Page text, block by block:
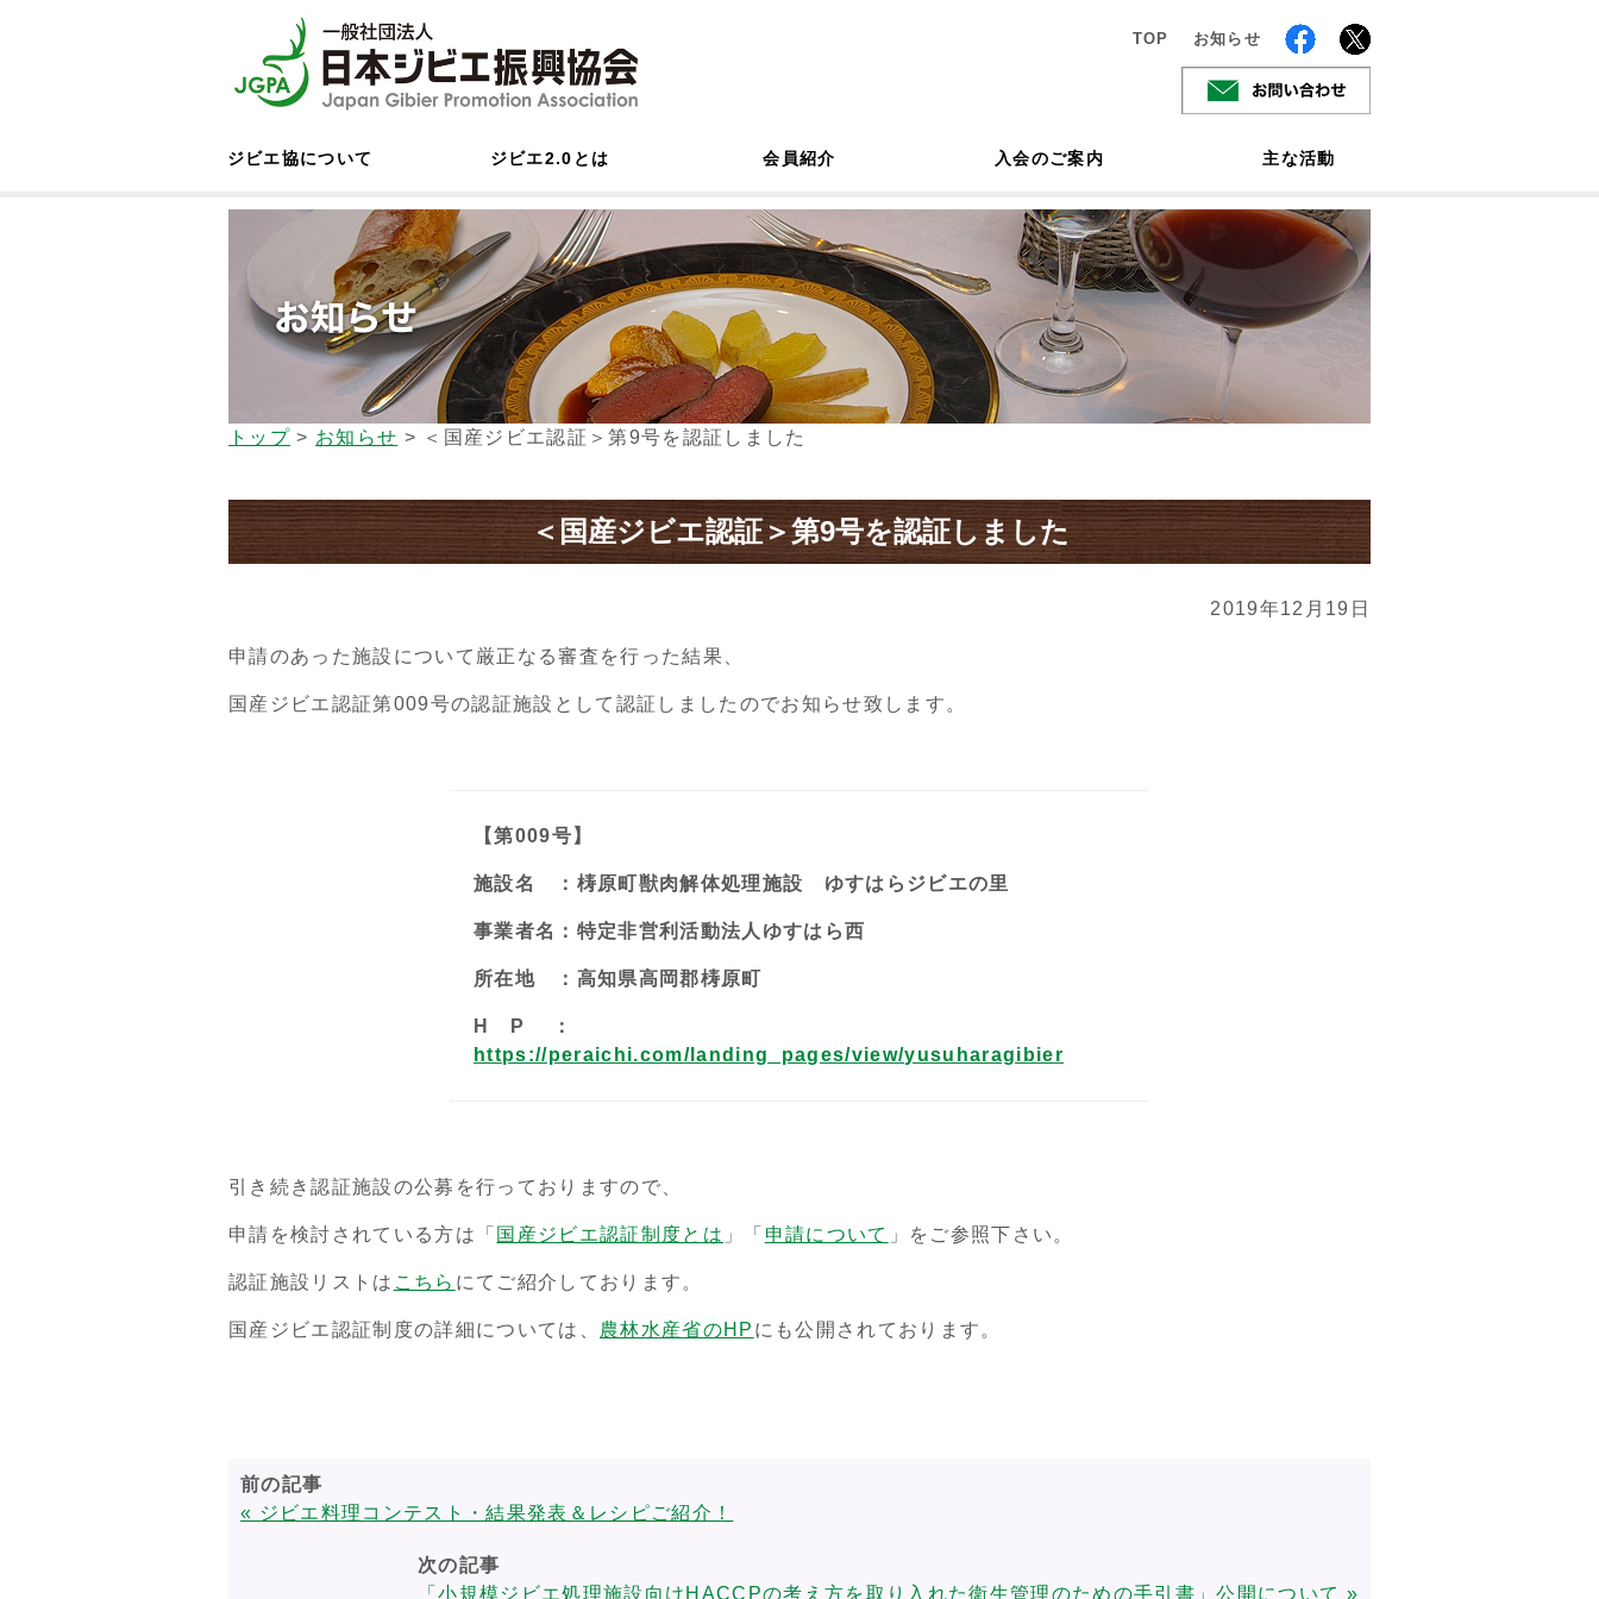
TOP お知らせ
ジビエ協について ジビエ2.0とは 会員紹介 入会のご案内 主な活動
トップ > お知らせ > ＜国産ジビエ認証＞第9号を認証しました
＜国産ジビエ認証＞第9号を認証しました
2019年12月19日
申請のあった施設について厳正なる審査を行った結果、
国産ジビエ認証第009号の認証施設として認証しましたのでお知らせ致します。
【第009号】
施設名 ：梼原町獣肉解体処理施設 ゆすはらジビエの里
事業者名：特定非営利活動法人ゆすはら西
所在地 ：高知県高岡郡梼原町
H P ：
https://peraichi.com/landing_pages/view/yusuharagibier
引き続き認証施設の公募を行っておりますので、
申請を検討されている方は「 国産ジビエ認証制度とは 」「 申請について 」をご参照下さい。
認証施設リストは こちら にてご紹介しております。
国産ジビエ認証制度の詳細については、 農林水産省のHP にも公開されております。
前の記事
« ジビエ料理コンテスト・結果発表＆レシピご紹介！
次の記事
「小規模ジビエ処理施設向けHACCPの考え方を取り入れた衛生管理のための手引書」公開について »